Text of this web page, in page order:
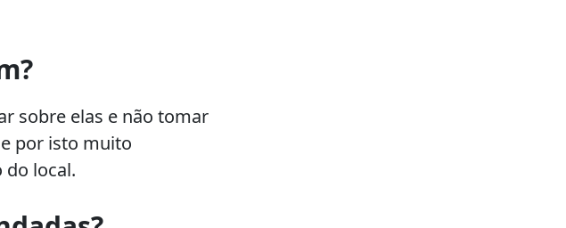
sobre elas e não tomar
por isto muito
local.